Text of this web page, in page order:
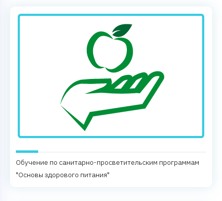
Обучение по санитарно-просветительским программам
"Основы здорового питания"